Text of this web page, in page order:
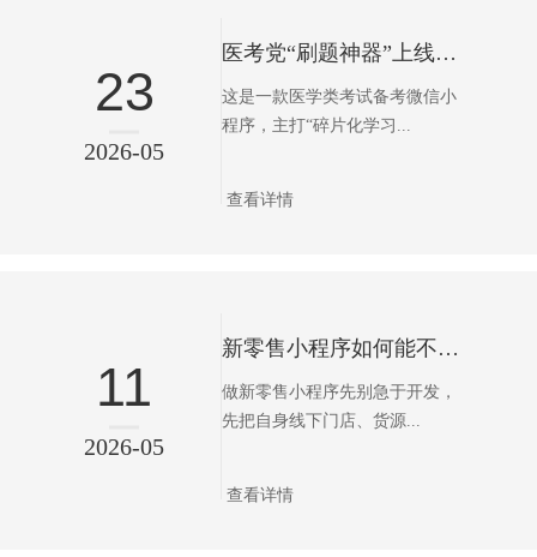
23
2026-05
医考党“刷题神器”上线，这款小程序把备考搬上了微信
这是一款医学类考试备考微信小
程序，主打“碎片化学习...
查看详情
11
2026-05
新零售小程序如何能不踩坑
做新零售小程序先别急于开发，
先把自身线下门店、货源...
查看详情